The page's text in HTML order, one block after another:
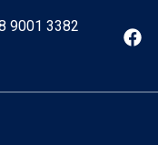
9001 3382